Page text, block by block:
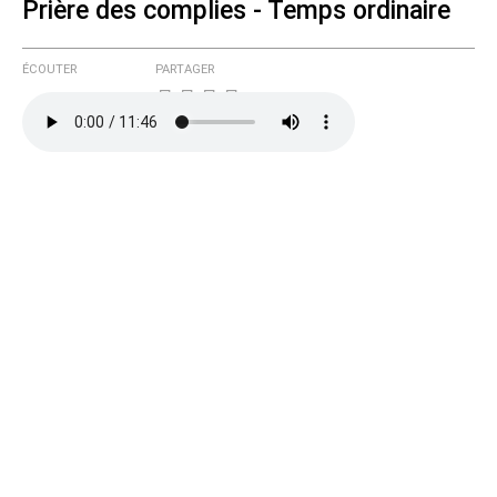
Prière des complies - Temps ordinaire
ÉCOUTER PARTAGER